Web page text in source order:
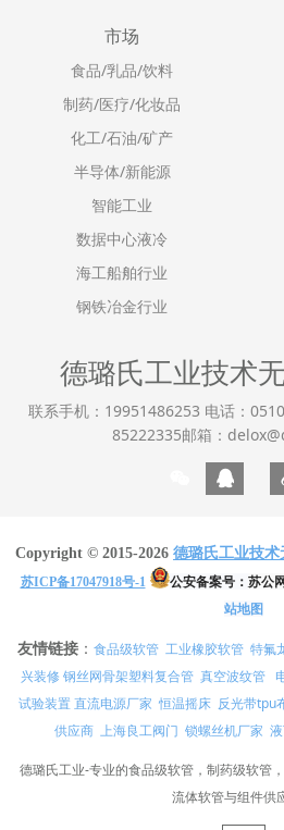
市场
食品/乳品/饮料
制药/医疗/化妆品
化工/石油/矿产
半导体/新能源
智能工业
数据中心液冷
海工船舶行业
钢铁冶金行业
德璐氏工业技术
联系手机：19951486253 电话：
85222335邮箱：
Copyright © 2015-2026 德璐氏工业技术
苏ICP备17047918号-1
公安备案号： 苏公
站地图
友情链接 ： 食品级软管 工业橡胶软管 特氟
兴装修 钢丝网骨架塑料复合管 真空波纹管
试验装置直流电源厂家 恒温摇床 反光带tpu
供应商 上海良工阀门 锁螺丝机厂家
德璐氏工业-专业的食品级软管，制药级软管
流体软管与组件供